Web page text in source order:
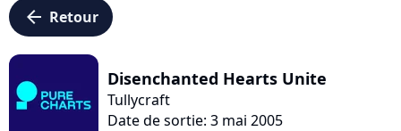
arrow_left Retour
Disenchanted Hearts Unite
Tullycraft
Date de sortie: 3 mai 2005